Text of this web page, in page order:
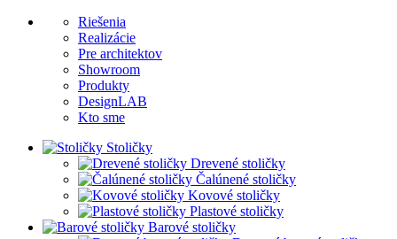
Riešenia
Realizácie
Pre architektov
Showroom
Produkty
DesignLAB
Kto sme
Stoličky
Drevené stoličky
Čalúnené stoličky
Kovové stoličky
Plastové stoličky
Barové stoličky